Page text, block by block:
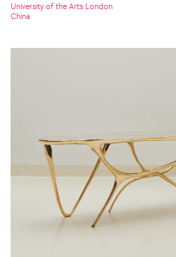
University of the Arts London
China